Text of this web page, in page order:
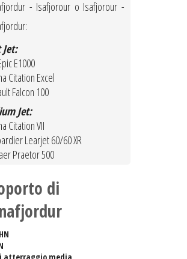
- Isafjorour o Isafjorour -
Jet:
E1000
Citation Excel
Falcon 100
Jet:
Citation VII
Learjet 60/60 XR
Praetor 500
di